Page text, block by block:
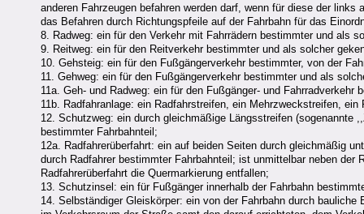
anderen Fahrzeugen befahren werden darf, wenn für diese der
das Befahren durch Richtungspfeile auf der Fahrbahn für das
8. Radweg: ein für den Verkehr mit Fahrrädern bestimmter und als
9. Reitweg: ein für den Reitverkehr bestimmter und als solcher
10. Gehsteig: ein für den Fußgängerverkehr bestimmter, von der
11. Gehweg: ein für den Fußgängerverkehr bestimmter und als
11a. Geh- und Radweg: ein für den Fußgänger- und
11b. Radfahranlage: ein Radfahrstreifen, ein Mehrzweckstreifen,
12. Schutzweg: ein durch gleichmäßige Längsstreifen (sogenannte
bestimmter Fahrbahnteil;
12a. Radfahrerüberfahrt: ein auf beiden Seiten durch gleichmäßig
durch Radfahrer bestimmter Fahrbahnteil; ist unmittelbar neben
Radfahrerüberfahrt die Quermarkierung entfallen;
13. Schutzinsel: ein für Fußgänger innerhalb der Fahrbahn
14. Selbständiger Gleiskörper: ein von der Fahrbahn durch